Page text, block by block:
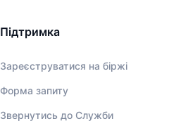
Підтримка
Зареєструватися на біржі
Форма запиту
Звернутись до Служби